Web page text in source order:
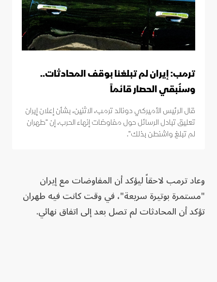
ترمب: إيران لم تبلغنا بوقف المحادثات..
وسنُبقي الحصار قائماً
قال الرئيس الأميركي دونالد ترمب، الاثنين، بشأن إعلان إيران
تعليق تبادل الرسائل حول مفاوضات إنهاء الحرب، إن "طهران
لم تبلغ واشنطن بذلك".
وعاد ترمب لاحقاً ليؤكد أن المفاوضات مع إيران
"مستمرة بوتيرة سريعة"، في وقت كانت فيه طهران
تؤكد أن المحادثات لم تصل بعد إلى اتفاق نهائي.